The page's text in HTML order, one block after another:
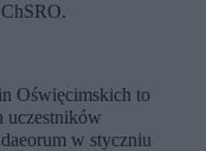
ChSRO.
Oświęcimskich to
uczestników
w styczniu